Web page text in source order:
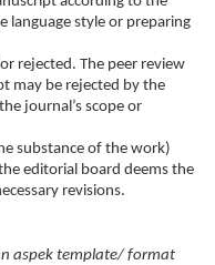
language style or preparing
rejected. The peer review
may be rejected by the
journal’s scope or
substance of the work)
editorial board deems the
revisions.
aspek template/ format